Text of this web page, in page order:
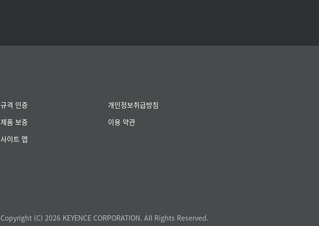
규격 인증
개인정보취급방침
제품 보증
이용 약관
사이트 맵
Copyright (C) 2026 KEYENCE CORPORATION. All Rights Reserved.